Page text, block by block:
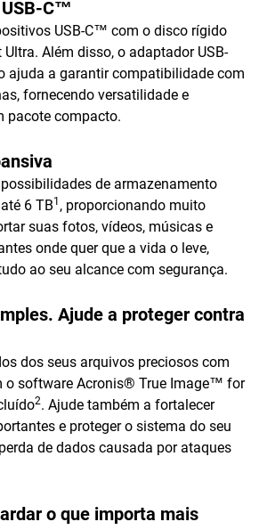
C™
USB-C™ com o disco rígido
Além disso, o adaptador USB-
ajuda a garantir compatibilidade com
fornecendo versatilidade e
pacote compacto.
de armazenamento
6 TB1 , proporcionando muito
suas fotos, vídeos, músicas e
onde quer que a vida o leve,
ao seu alcance com segurança.
Ajude a proteger contra
dos seus arquivos preciosos com
o software Acronis® True Image™ for
2. Ajude também a fortalecer
e proteger o sistema do seu
de dados causada por ataques
o que importa mais